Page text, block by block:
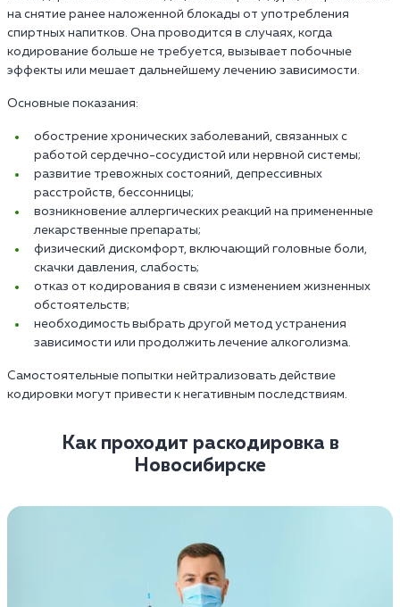
на снятие ранее наложенной блокады от употребления
спиртных напитков. Она проводится в случаях, когда
кодирование больше не требуется, вызывает побочные
эффекты или мешает дальнейшему лечению зависимости.
Основные показания:
обострение хронических заболеваний, связанных с
работой сердечно-сосудистой или нервной системы;
развитие тревожных состояний, депрессивных
расстройств, бессонницы;
возникновение аллергических реакций на примененные
лекарственные препараты;
физический дискомфорт, включающий головные боли,
скачки давления, слабость;
отказ от кодирования в связи с изменением жизненных
обстоятельств;
необходимость выбрать другой метод устранения
зависимости или продолжить лечение алкоголизма.
Самостоятельные попытки нейтрализовать действие
кодировки могут привести к негативным последствиям.
Как проходит раскодировка в
Новосибирске